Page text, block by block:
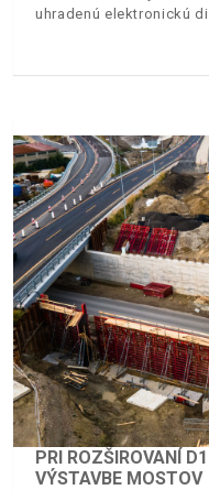
uhradenú elektronickú
PRI ROZŠIROVANÍ
VÝSTAVBE MOSTOV